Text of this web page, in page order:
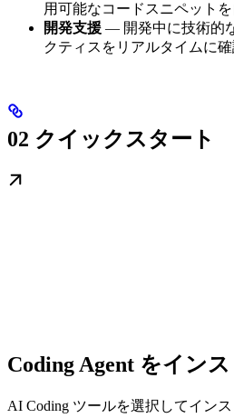
用可能なコードスニペット
開発支援 — 開発中に技術的
クティスをリアルタイムに
02 クイックスタート
Coding Agent をイン
AI Coding ツールを選択してイン